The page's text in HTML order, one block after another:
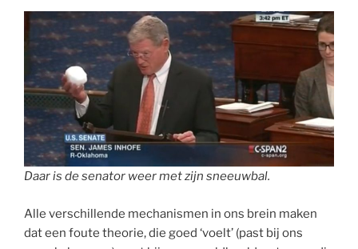
Daar is de senator weer met zijn sneeuwbal.
Alle verschillende mechanismen in ons brein maken
dat een foute theorie, die goed ‘voelt’ (past bij ons